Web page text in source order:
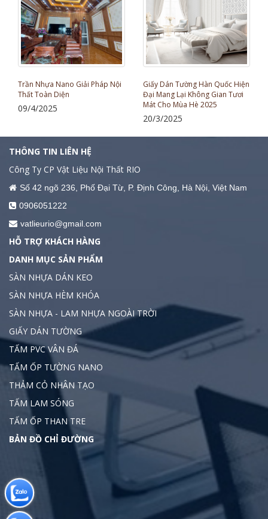
Giấy Dán Tường Hàn Quốc Hiện
Đại Mang Lại Không Gian Tươi
Mát Cho Mùa Hè 2025
Sàn Nhựa Chống Nồm Ẩm - Giải
pháp tối ưu cho khí hậu ẩm ướt
21/2/2025
THÔNG TIN LIÊN HỆ
Công Ty CP Vật Liệu Nội Thất RIO
Số 42 ngõ 236, Phố Đại Từ, P. Định Công, Hà Nội, Việt Nam
0906051222
vatlieurio@gmail.com
HỖ TRỢ KHÁCH HÀNG
DANH MỤC SẢN PHẨM
SÀN NHỰA DÁN KEO
SÀN NHỰA HÈM KHÓA
SÀN NHỰA - LAM NHỰA NGOÀI TRỜI
GIẤY DÁN TƯỜNG
TẤM PVC VÂN ĐÁ
TẤM ỐP TƯỜNG NANO
THẢM CỎ NHÂN TẠO
TẤM LAM SÓNG
TẤM ỐP THAN TRE
BẢN ĐỒ CHỈ ĐƯỜNG